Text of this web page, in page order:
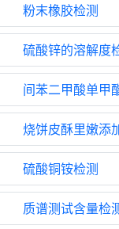
粉末橡胶检测
硫酸锌的溶解度
间苯二甲酸单甲
烧饼皮酥里嫩添
硫酸铜铵检测
质谱测试含量检